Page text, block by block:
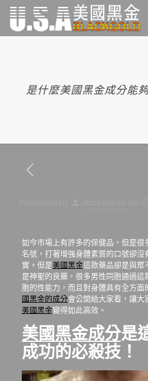
是什麼美國黑金成分能
如今市場上有許多的保健品，但是
名號，打著增強身體素質的口號卻沒
實。但是美國黑金這款藥品卻是與眾
是神聖的良藥，很多男性同胞通過
胞的性能力，而且對身體具有全方面
國黑金的成分會公開給大家看，讓大
美國黑金變得如此高效。
美國黑金成分是
成功的必殺技！